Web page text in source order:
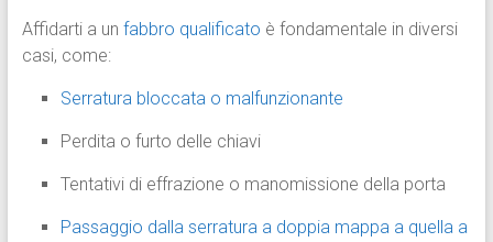
Affidarti a un fabbro qualificato è fondamentale in diversi
casi, come:
Serratura bloccata o malfunzionante
Perdita o furto delle chiavi
Tentativi di effrazione o manomissione della porta
Passaggio dalla serratura a doppia mappa a quella a